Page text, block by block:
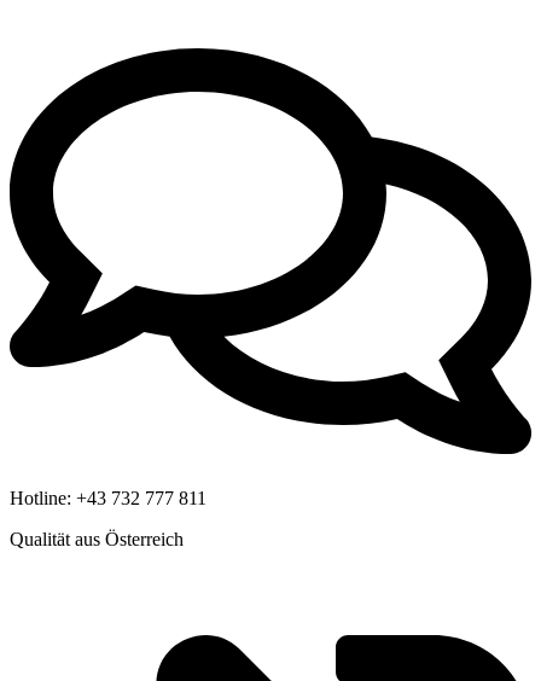
Hotline: +43 732 777 811
Qualität aus Österreich